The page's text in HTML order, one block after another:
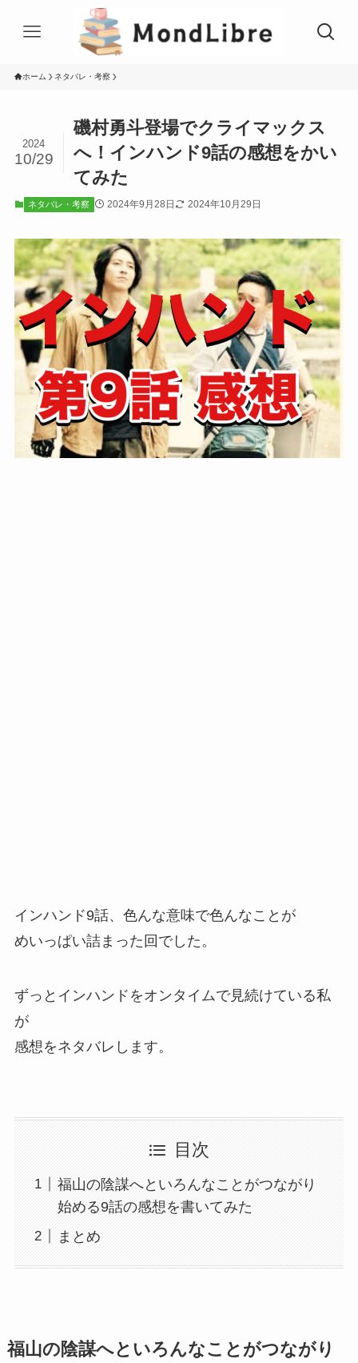
ホーム ネタバレ・考察
磯村勇斗登場でクライマックス
へ！インハンド9話の感想をかい
てみた
2024
10/29
ネタバレ・考察 2024年9月28日 2024年10月29日
インハンド9話、色んな意味で色んなことが
めいっぱい詰まった回でした。
ずっとインハンドをオンタイムで見続けている私
が
感想をネタバレします。
目次
福山の陰謀へといろんなことがつながり
始める9話の感想を書いてみた
まとめ
福山の陰謀へといろんなことがつながり